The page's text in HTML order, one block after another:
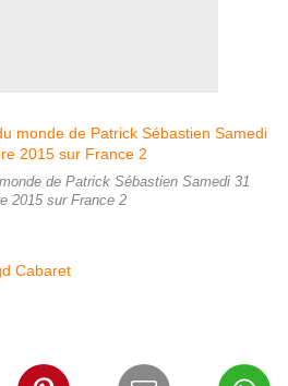
de Patrick Sébastien Samedi 31
2015 sur France 2
Cabaret